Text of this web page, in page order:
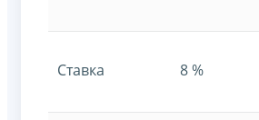
Ставка 8 %